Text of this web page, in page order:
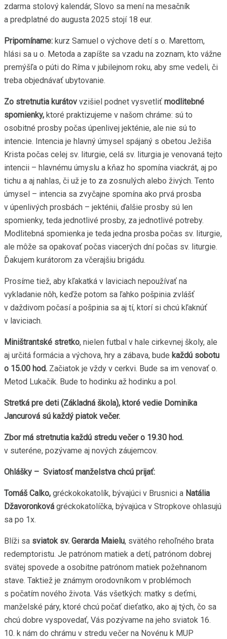
zdarma stolový kalendár, Slovo sa mení na mesačník
a predplatné do augusta 2025 stojí 18 eur.
Pripomíname: kurz Samuel o výchove detí s o. Marettom,
hlási sa u o. Metoda a zapíšte sa vzadu na zoznam, kto vážne
premýšľa o púti do Ríma v jubilejnom roku, aby sme vedeli, či
treba objednávať ubytovanie.
Zo stretnutia kurátov vzišiel podnet vysvetliť modlitebné
spomienky, ktoré praktizujeme v našom chráme: sú to
osobitné prosby počas úpenlivej jekténie, ale nie sú to
intencie. Intencia je hlavný úmysel spájaný s obetou Ježiša
Krista počas celej sv. liturgie, celá sv. liturgia je venovaná tejto
intencii – hlavnému úmyslu a kňaz ho spomína viackrát, aj po
tichu a aj nahlas, či už je to za zosnulých alebo živých. Tento
úmysel – intencia sa zvyčajne spomína ako prvá prosba
v úpenlivých prosbách – jekténii, ďalšie prosby sú len
spomienky, teda jednotlivé prosby, za jednotlivé potreby.
Modlitebná spomienka je teda jedna prosba počas sv. liturgie,
ale môže sa opakovať počas viacerých dní počas sv. liturgie.
Ďakujem kurátorom za včerajšiu brigádu.
Prosíme tiež, aby kľakatká v laviciach nepoužívať na
vykladanie nôh, keďže potom sa ľahko pošpinia zvlášť
v daždivom počasí a pošpinia sa aj tí, ktorí si chcú kľaknúť
v laviciach.
Miništrantské stretko, nielen futbal v hale cirkevnej školy, ale
aj určitá formácia a výchova, hry a zábava, bude každú sobotu
o 15.00 hod. Začiatok je vždy v cerkvi. Bude sa im venovať o.
Metod Lukačik. Bude to hodinku až hodinku a pol.
Stretká pre deti (Základná škola), ktoré vedie Dominika
Jancurová sú každý piatok večer.
Zbor má stretnutia každú stredu večer o 19.30 hod.
v suteréne, pozývame aj nových záujemcov.
Ohlášky – Sviatosť manželstva chcú prijať:
Tomáš Calko, gréckokokatolík, bývajúci v Brusnici a Natália
Džavoronková gréckokatolíčka, bývajúca v Stropkove ohlasujú
sa po 1x.
Blíži sa sviatok sv. Gerarda Maielu, svätého rehoľného brata
redemptoristu. Je patrónom matiek a detí, patrónom dobrej
svätej spovede a osobitne patrónom matiek požehnanom
stave. Taktiež je známym orodovníkom v problémoch
s počatím nového života. Vás všetkých: matky s deťmi,
manželské páry, ktoré chcú počať dieťatko, ako aj tých, čo sa
chcú dobre vyspovedať, Vás pozývame na jeho sviatok 16.
10. k nám do chrámu v stredu večer na Novénu k MUP